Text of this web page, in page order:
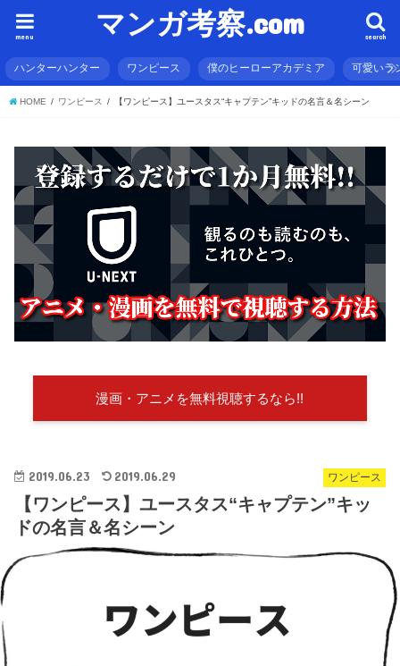
マンガ考察.com search
menu
ハンターハンター ワンピース 僕のヒーローアカデミア 可愛いラ
HOME ワンピース 【ワンピース】ユースタス“キャプテン”キッドの名言＆名シーン
漫画・アニメを無料視聴するなら!!
ワンピース
2019.06.23 2019.06.29
【ワンピース】ユースタス“キャプテン”キッ
ドの名言＆名シーン